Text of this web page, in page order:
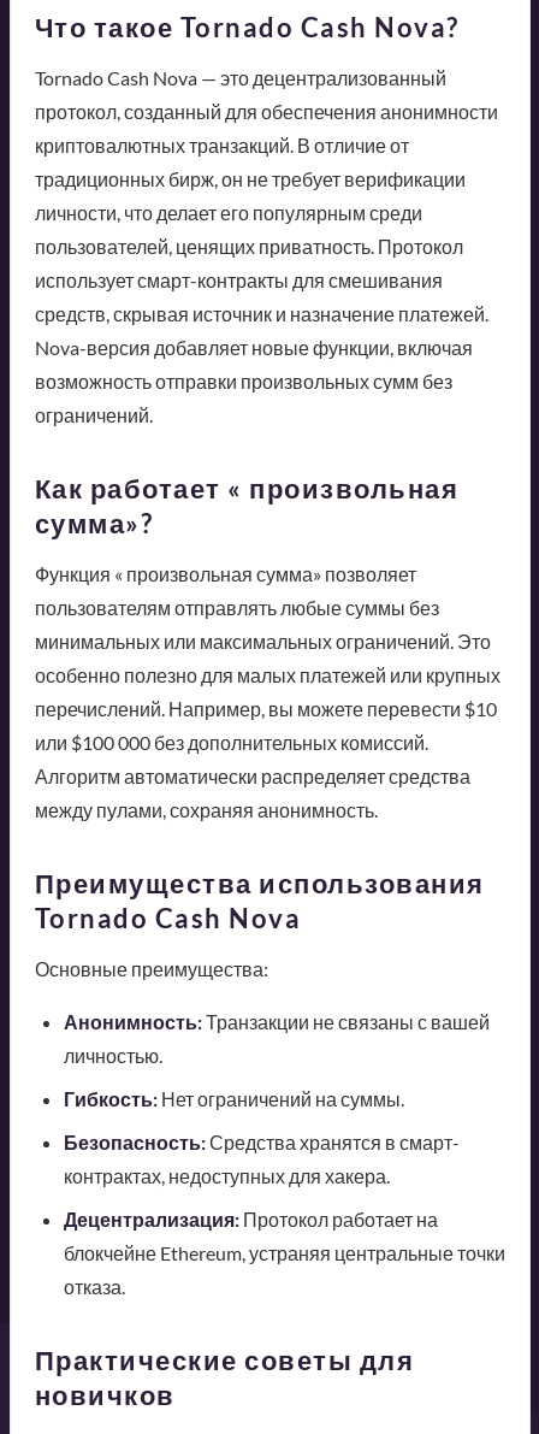
Что такое Tornado Cash Nova?
Tornado Cash Nova — это децентрализованный
протокол, созданный для обеспечения анонимности
криптовалютных транзакций. В отличие от
традиционных бирж, он не требует верификации
личности, что делает его популярным среди
пользователей, ценящих приватность. Протокол
использует смарт-контракты для смешивания
средств, скрывая источник и назначение платежей.
Nova-версия добавляет новые функции, включая
возможность отправки произвольных сумм без
ограничений.
Как работает « произвольная
сумма»?
Функция « произвольная сумма» позволяет
пользователям отправлять любые суммы без
минимальных или максимальных ограничений. Это
особенно полезно для малых платежей или крупных
перечислений. Например, вы можете перевести $10
или $100 000 без дополнительных комиссий.
Алгоритм автоматически распределяет средства
между пулами, сохраняя анонимность.
Преимущества использования
Tornado Cash Nova
Основные преимущества:
Анонимность:Транзакции не связаны с вашей
личностью.
Гибкость:Нет ограничений на суммы.
Безопасность:Средства хранятся в смарт-
контрактах, недоступных для хакера.
Децентрализация:Протокол работает на
блокчейне Ethereum, устраняя центральные точки
отказа.
Практические советы для
новичков